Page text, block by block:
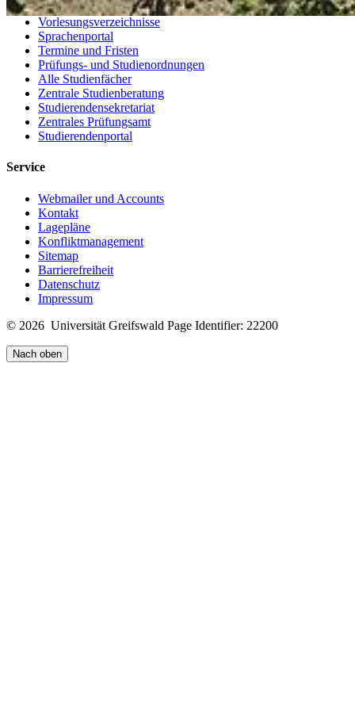
Selbstbedienungsportal
Vorlesungsverzeichnisse
Sprachenportal
Termine und Fristen
Prüfungs- und Studienordnungen
Alle Studienfächer
Zentrale Studienberatung
Studierendensekretariat
Zentrales Prüfungsamt
Studierendenportal
Service
Webmailer und Accounts
Kontakt
Lagepläne
Konfliktmanagement
Sitemap
Barrierefreiheit
Datenschutz
Impressum
© 2026 Universität Greifswald Page Identifier: 22200
Nach oben